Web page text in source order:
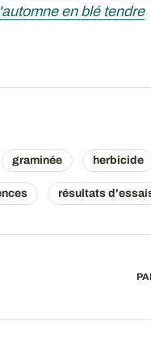
en blé tendre
graminée herbicide
résultats